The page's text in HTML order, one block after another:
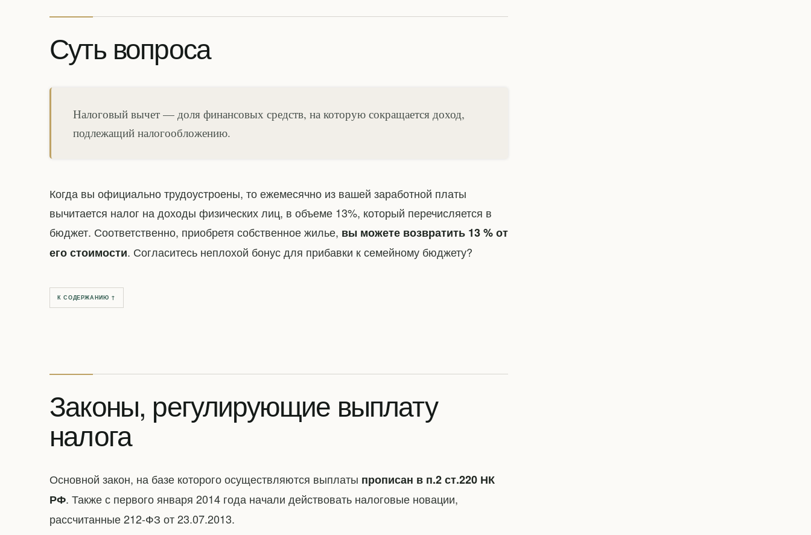
Суть вопроса
Налоговый вычет — доля финансовых средств, на которую сокращается доход,
подлежащий налогообложению.
Когда вы официально трудоустроены, то ежемесячно из вашей заработной платы
вычитается налог на доходы физических лиц, в объеме 13%, который перечисляется в
бюджет. Соответственно, приобретя собственное жилье, вы можете возвратить 13 % от
его стоимости. Согласитесь неплохой бонус для прибавки к семейному бюджету?
К СОДЕРЖАНИЮ ↑
Законы, регулирующие выплату
налога
Основной закон, на базе которого осуществляются выплаты прописан в п.2 ст.220 НК
РФ. Также с первого января 2014 года начали действовать налоговые новации,
рассчитанные 212-ФЗ от 23.07.2013.